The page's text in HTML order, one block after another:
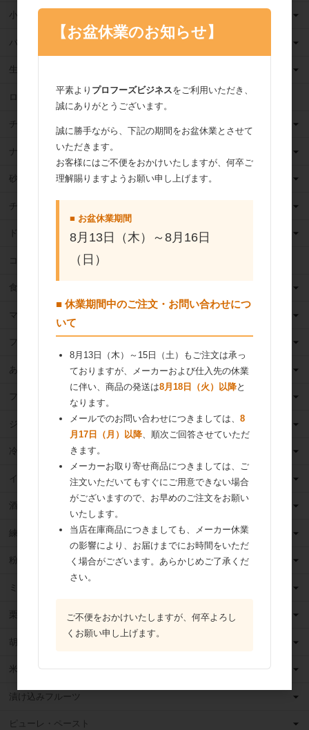
小麦粉
バター
生クリーム
ロングライフ牛乳
チーズ
ナッツ
砂糖
チョコレート
ドライフルーツ
食用油
マーガリン
フィリング
あんこ
フルーツ（果物）缶詰
ジャム
冷凍フルーツ
イースト・酵母
酒類
練乳
粉 乳
ミックス粉
栗・芋・かぼちゃ
胡麻
米粉
漬け込みフルーツ
ピューレ・ペースト
【お盆休業のお知らせ】
平素より プロフーズビジネスをご利用いただき、
誠にありがとうございます。
誠に勝手ながら、下記の期間をお盆休業とさせて
いただきます。
お客様にはご不便をおかけいたしますが、何卒ご
理解賜りますようお願い申し上げます。
■ お盆休業期間
8月13日（木）～8月16日
（日）
■ 休業期間中のご注文・お問い合わせにつ
いて
8月13日（木）～15日（土）もご注文は承っ
ておりますが、メーカーおよび仕入先の休業
に伴い、商品の発送は8月18日（火）以降と
なります。
メールでのお問い合わせにつきましては、 8
月17日（月）以降、順次ご回答させていただ
きます。
メーカーお取り寄せ商品につきましては、ご
注文いただいてもすぐにご用意できない場合
がございますので、お早めのご注文をお願い
いたします。
当店在庫商品につきましても、メーカー休業
の影響により、お届けまでにお時間をいただ
く場合がございます。あらかじめご了承くだ
さい。
ご不便をおかけいたしますが、何卒よろし
くお願い申し上げます。